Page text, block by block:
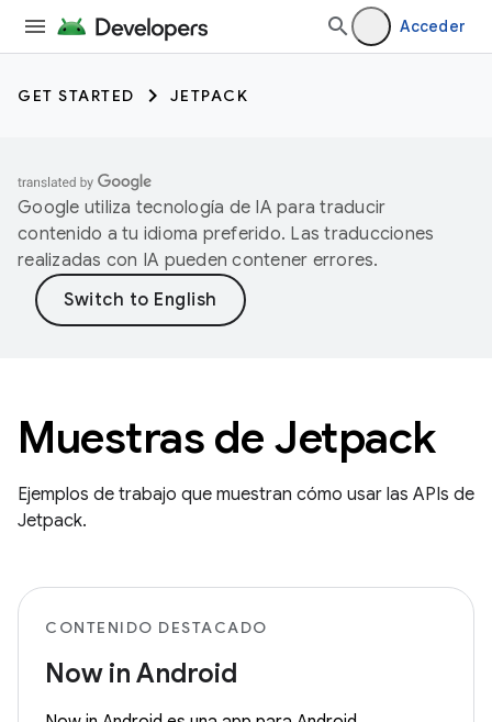
Acceder
GET STARTED JETPACK
Google utiliza tecnología de IA para traducir
contenido a tu idioma preferido. Las traducciones
realizadas con IA pueden contener errores.
Muestras de Jetpack
Ejemplos de trabajo que muestran cómo usar las APIs de
Jetpack.
CONTENIDO DESTACADO
Now in Android